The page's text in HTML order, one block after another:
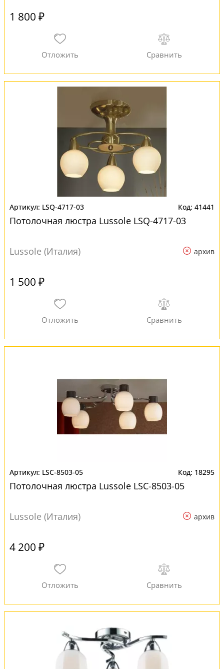
1 800 ₽
LSQ-4717-03 41441
Потолочная люстра Lussole LSQ-4717-03
Lussole (Италия) архив
1 500 ₽
LSC-8503-05 18295
Потолочная люстра Lussole LSC-8503-05
Lussole (Италия) архив
4 200 ₽